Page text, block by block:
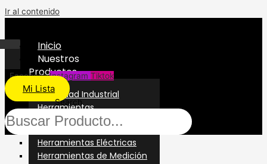
Ir al contenido
Inicio
Nuestros
Productos
Seguridad Industrial
Herramientas
Herramientas Manuales
Herramientas Eléctricas
Herramientas de Medición
Facebook Instagram Tiktok
Mi Lista
Search